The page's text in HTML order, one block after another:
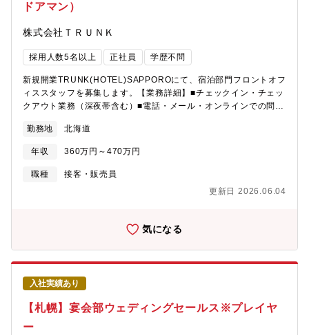
ドアマン）
株式会社ＴＲＵＮＫ
採用人数5名以上 正社員 学歴不問
新規開業TRUNK(HOTEL)SAPPOROにて、宿泊部門フロントオフ
ィススタッフを募集します。【業務詳細】■チェックイン・チェッ
クアウト業務（深夜帯含む）■電話・メール・オンラインでの問い
館内施設案内、周辺情報や観光情報の提供■タクシー手配、車両誘
導■VIP対応、特別リクエストへの対応■エントランスやロビーで
のお出迎え・お見送り、客室までのご案内■クレーム対応、緊急時
の対応（体調不良、設備トラブルなど）■館内巡回（不審者・安全
準備業務（予約確認、書類整理）■他部署との連携■スタッフ教育■
勤務地 北海道
年収 360万円～470万円
職種
接客・販売員
更新日 2026.06.04
気になる
入社実績あり
【札幌】宴会部ウェディングセールス※プレイヤ
ー